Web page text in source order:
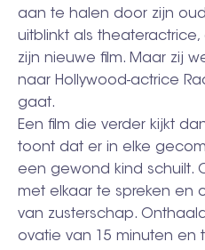
aan te halen door zijn
uitblinkt als
zijn nieuwe film. Maar zij
naar Hollywood-actrice
gaat.
Een film die verder kijkt
toont dat er in elke
een gewond kind schuilt.
met elkaar te spreken en
van zusterschap.
ovatie van 15 minuten en